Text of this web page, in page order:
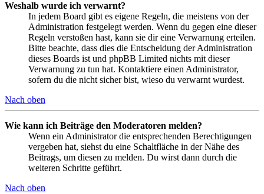
Weshalb wurde ich verwarnt?
In jedem Board gibt es eigene Regeln, die meistens von der
Administration festgelegt werden. Wenn du gegen eine dieser
Regeln verstoßen hast, kann sie dir eine Verwarnung erteilen.
Bitte beachte, dass dies die Entscheidung der Administration
dieses Boards ist und phpBB Limited nichts mit dieser
Verwarnung zu tun hat. Kontaktiere einen Administrator,
sofern du die nicht sicher bist, wieso du verwarnt wurdest.
Nach oben
Wie kann ich Beiträge den Moderatoren melden?
Wenn ein Administrator die entsprechenden Berechtigungen
vergeben hat, siehst du eine Schaltfläche in der Nähe des
Beitrags, um diesen zu melden. Du wirst dann durch die
weiteren Schritte geführt.
Nach oben